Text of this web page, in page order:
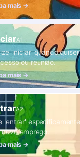
mais →
A1
'iniciar' quando
ou reunião.
mais →
A2
'entrar'
novo emprego.
mais →